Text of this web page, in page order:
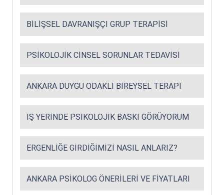
BILIŞSEL DAVRANIŞÇI GRUP TERAPISI
PSIKOLOJIK CINSEL SORUNLAR TEDAVISI
ANKARA DUYGU ODAKLI BIREYSEL TERAPI
İŞ YERINDE PSIKOLOJIK BASKI GÖRÜYORUM
ERGENLIĞE GIRDIĞIMIZI NASIL ANLARIZ?
ANKARA PSIKOLOG ÖNERILERI VE FIYATLARI